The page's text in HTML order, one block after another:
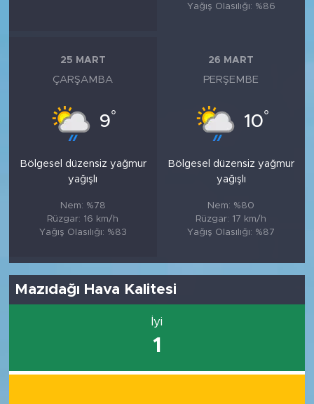
Yağış Olasılığı: %86
25 MART
ÇARŞAMBA
9°
Bölgesel düzensiz yağmur
yağışlı
Nem: %78
Rüzgar: 16 km/h
Yağış Olasılığı: %83
26 MART
PERŞEMBE
10°
Bölgesel düzensiz yağmur
yağışlı
Nem: %80
Rüzgar: 17 km/h
Yağış Olasılığı: %87
Mazıdağı Hava Kalitesi
İyi
1